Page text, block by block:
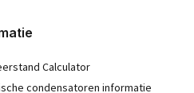
Calculator
condensatoren informatie